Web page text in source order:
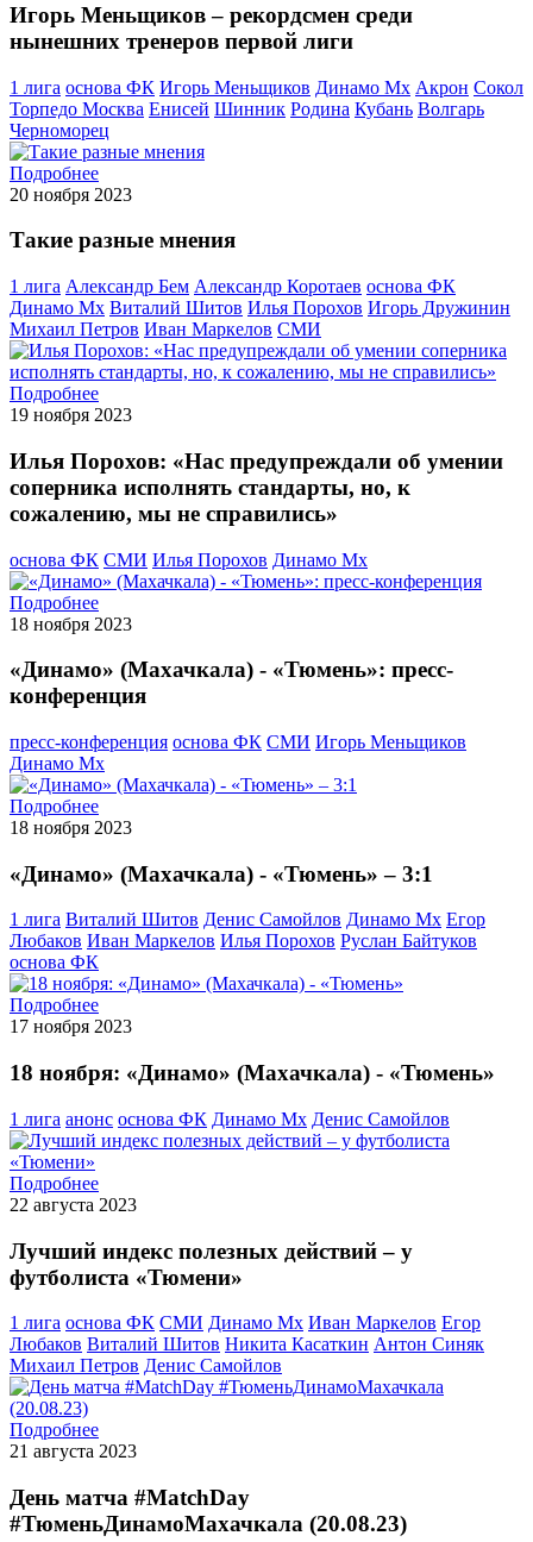
Игорь Меньщиков – рекордсмен среди
нынешних тренеров первой лиги
1 лига основа ФК Игорь Меньщиков Динамо Мх Акрон Сокол
Торпедо Москва Енисей Шинник Родина Кубань Волгарь
Черноморец
Подробнее
20 ноября 2023
Такие разные мнения
1 лига Александр Бем Александр Коротаев основа ФК
Динамо Мх Виталий Шитов Илья Порохов Игорь Дружинин
Михаил Петров Иван Маркелов СМИ
Подробнее
19 ноября 2023
Илья Порохов: «Нас предупреждали об умении
соперника исполнять стандарты, но, к
сожалению, мы не справились»
основа ФК СМИ Илья Порохов Динамо Мх
Подробнее
18 ноября 2023
«Динамо» (Махачкала) - «Тюмень»: пресс-
конференция
пресс-конференция основа ФК СМИ Игорь Меньщиков
Динамо Мх
Подробнее
18 ноября 2023
«Динамо» (Махачкала) - «Тюмень» – 3:1
1 лига Виталий Шитов Денис Самойлов Динамо Мх Егор
Любаков Иван Маркелов Илья Порохов Руслан Байтуков
основа ФК
Подробнее
17 ноября 2023
18 ноября: «Динамо» (Махачкала) - «Тюмень»
1 лига анонс основа ФК Динамо Мх Денис Самойлов
Подробнее
22 августа 2023
Лучший индекс полезных действий – у
футболиста «Тюмени»
1 лига основа ФК СМИ Динамо Мх Иван Маркелов Егор
Любаков Виталий Шитов Никита Касаткин Антон Синяк
Михаил Петров Денис Самойлов
Подробнее
21 августа 2023
День матча #MatchDay
#ТюменьДинамоМахачкала (20.08.23)